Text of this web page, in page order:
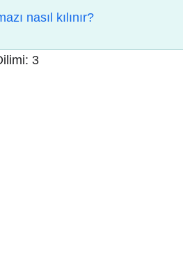
nasıl kılınır?
3